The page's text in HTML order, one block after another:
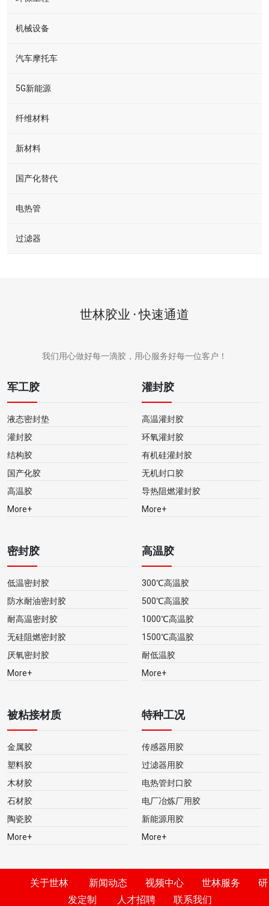
机械设备
汽车摩托车
5G新能源
纤维材料
新材料
国产化替代
电热管
过滤器
世林胶业 · 快速通道
我们用心做好每一滴胶，用心服务好每一位客户！
军工胶
液态密封垫
灌封胶
结构胶
国产化胶
高温胶
More+
灌封胶
高温灌封胶
环氧灌封胶
有机硅灌封胶
无机封口胶
导热阻燃灌封胶
More+
密封胶
低温密封胶
防水耐油密封胶
耐高温密封胶
无硅阻燃密封胶
厌氧密封胶
More+
高温胶
300℃高温胶
500℃高温胶
1000℃高温胶
1500℃高温胶
耐低温胶
More+
被粘接材质
金属胶
塑料胶
木材胶
石材胶
陶瓷胶
More+
特种工况
传感器用胶
过滤器用胶
电热管封口胶
电厂冶炼厂用胶
新能源用胶
More+
关于世林 新闻动态 视频中心 世林服务
研
发定制
人才招聘 联系我们